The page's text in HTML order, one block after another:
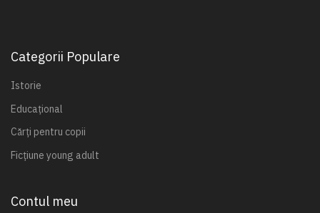
Categorii Populare
Istorie
Educațional
Cărți pentru copii
Ficțiune young adult
Contul meu